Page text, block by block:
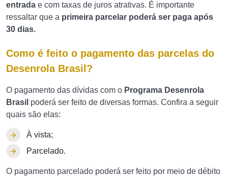
entrada e com taxas de juros atrativas. É importante
ressaltar que a primeira parcelar poderá ser paga após
30 dias.
Como é feito o pagamento das parcelas do
Desenrola Brasil?
O pagamento das dívidas com o Programa Desenrola
Brasil poderá ser feito de diversas formas. Confira a seguir
quais são elas:
À vista;
Parcelado.
O pagamento parcelado poderá ser feito por meio de débito